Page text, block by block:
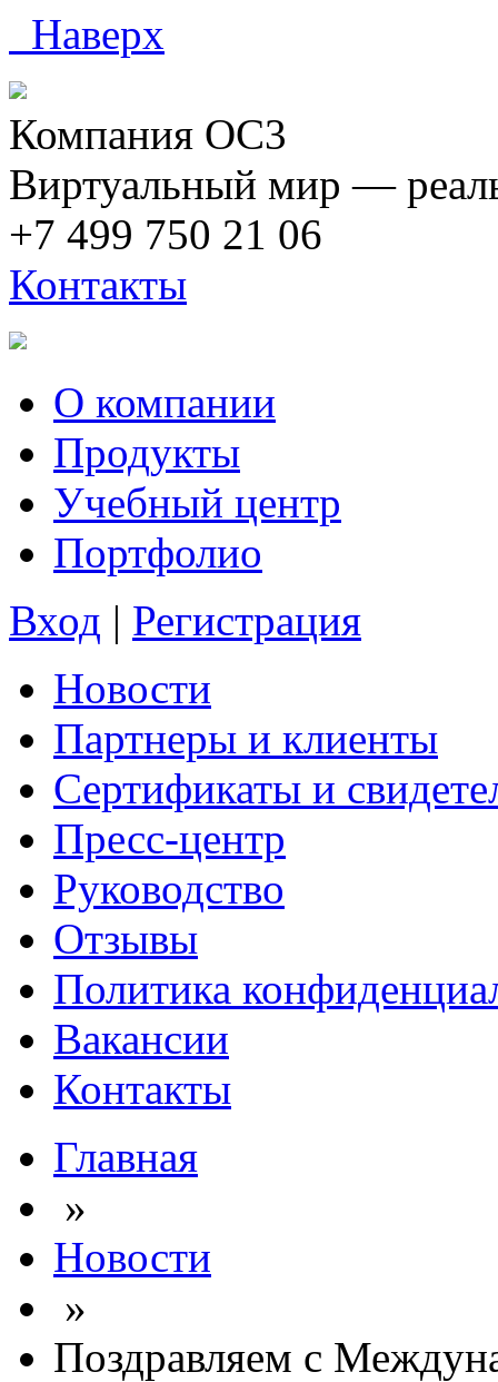
Наверх
Компания ОС3
Виртуальный мир —
+7 499 750 21 06
Контакты
О компании
Продукты
Учебный центр
Портфолио
Вход | Регистрация
Новости
Партнеры и клиенты
Сертификаты и
Пресс-центр
Руководство
Отзывы
Политика
Вакансии
Контакты
Главная
»
Новости
»
Поздравляем с